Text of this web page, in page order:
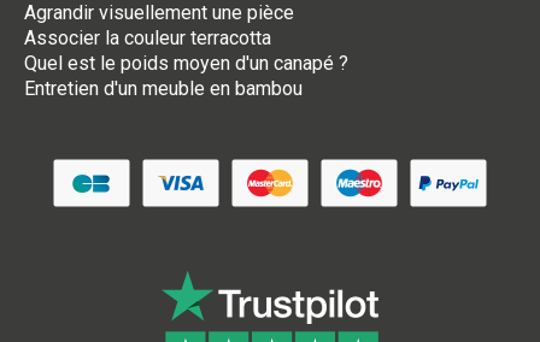
Agrandir visuellement une pièce
Associer la couleur terracotta
Quel est le poids moyen d'un canapé ?
Entretien d'un meuble en bambou